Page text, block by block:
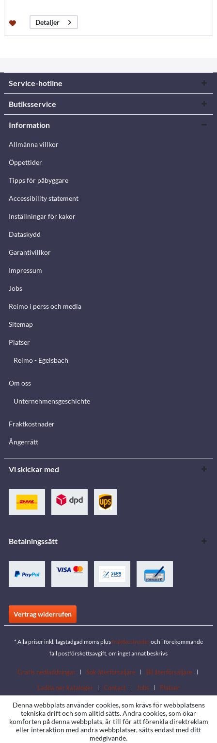
Detaljer
Service-hotline
Butiksservice
Information
Allmänna villkor
Öppettider
Tipps för påbyggare
Accessibility statement
Inställningar för kakor
Dataskydd
Garantivillkor
Impressum
Jobs
Reimo i perss och media
Sitemap
Platser
Reimo - Egelsbach
Om oss
Unternehmensgeschichte
Fraktkostnader
Ångerrätt
Vi skickar med
Betalningssätt
Vertrag widerrufen
* Alla priser inkl. lagstadgad moms plusfraktkostnaderoch i förekommande
fall postförskottsavgift, om inget annat beskrivs
Gratis nedladdningar Sök återförsäljare
Bli återförsäljare
Ladda ner kataloger
Contact Jobs Platser
Denna webbplats använder cookies, som krävs för webbplatsens
tekniska drift och som alltid sätts. Andra cookies, som ökar
komforten på denna webbplats, är till för att förenkla direktreklam
eller interaktion med andra webbplatser, sätts endast med ditt
medgivande.